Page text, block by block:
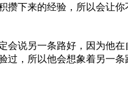
下来的经验，所以会让你
说另一条路好，因为他在
过，所以他会想象着另一条